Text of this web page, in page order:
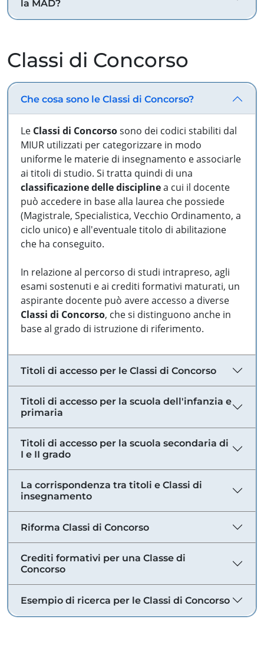
la MAD?
Classi di Concorso
Che cosa sono le Classi di Concorso?
Le Classi di Concorsosono dei codici stabiliti dal
MIUR utilizzati per categorizzare in modo
uniforme le materie di insegnamento e associarle
ai titoli di studio. Si tratta quindi di una
classificazione delle disciplinea cui il docente
può accedere in base alla laurea che possiede
(Magistrale, Specialistica, Vecchio Ordinamento, a
ciclo unico) e all'eventuale titolo di abilitazione
che ha conseguito.
In relazione al percorso di studi intrapreso, agli
esami sostenuti e ai crediti formativi maturati, un
aspirante docente può avere accesso a diverse
Classi di Concorso, che si distinguono anche in
base al grado di istruzione di riferimento.
Titoli di accesso per le Classi di Concorso
Titoli di accesso per la scuola dell'infanzia e
primaria
Titoli di accesso per la scuola secondaria di
I e II grado
La corrispondenza tra titoli e Classi di
insegnamento
Riforma Classi di Concorso
Crediti formativi per una Classe di
Concorso
Esempio di ricerca per le Classi di Concorso